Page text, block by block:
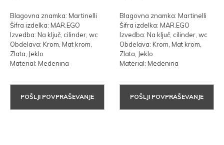
Blagovna znamka: Martinelli
Šifra izdelka: MAR.EGO
Izvedba: Na ključ, cilinder, wc
Obdelava: Krom, Mat krom,
Zlata, Jeklo
Material: Medenina
POŠLJI POVPRAŠEVANJE
Blagovna znamka: Martinelli
Šifra izdelka: MAR.EGO
Izvedba: Na ključ, cilinder, wc
Obdelava: Krom, Mat krom,
Zlata, Jeklo
Material: Medenina
POŠLJI POVPRAŠEVANJE